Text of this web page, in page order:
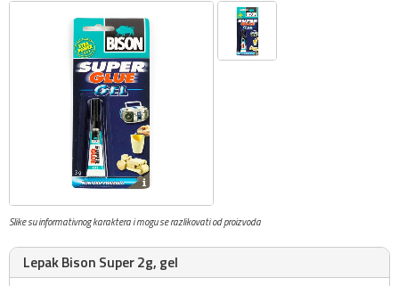
Slike su informativnog karaktera i mogu se razlikovati od proizvoda
Lepak Bison Super 2g, gel